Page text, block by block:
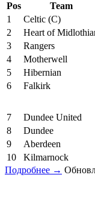
Pos
Team
1
Celtic (C)
2
Heart of
3
Rangers
4
Motherwell
5
Hibernian
6
Falkirk
7 Dundee United
8
Dundee
9
Aberdeen
10
Kilmarnock
Подробнее →